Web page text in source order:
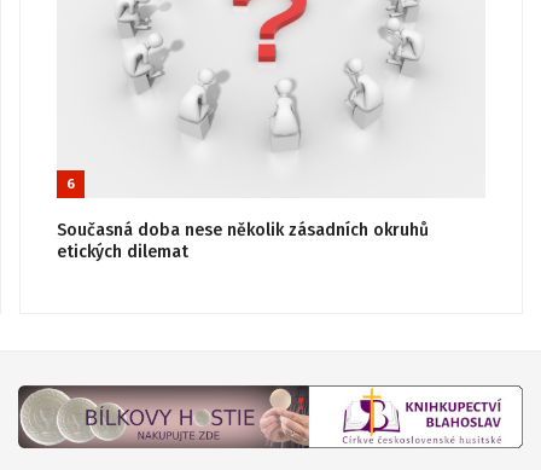
6
Současná doba nese několik zásadních okruhů
etických dilemat